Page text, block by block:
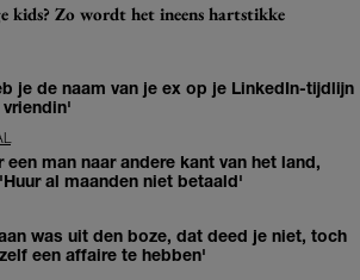
kids? Zo wordt het ineens hartstikke
je de naam van je ex op je LinkedIn-tijdlijn
man naar andere kant van het land,
al maanden niet betaald'
was uit den boze, dat deed je niet, toch
een affaire te hebben'